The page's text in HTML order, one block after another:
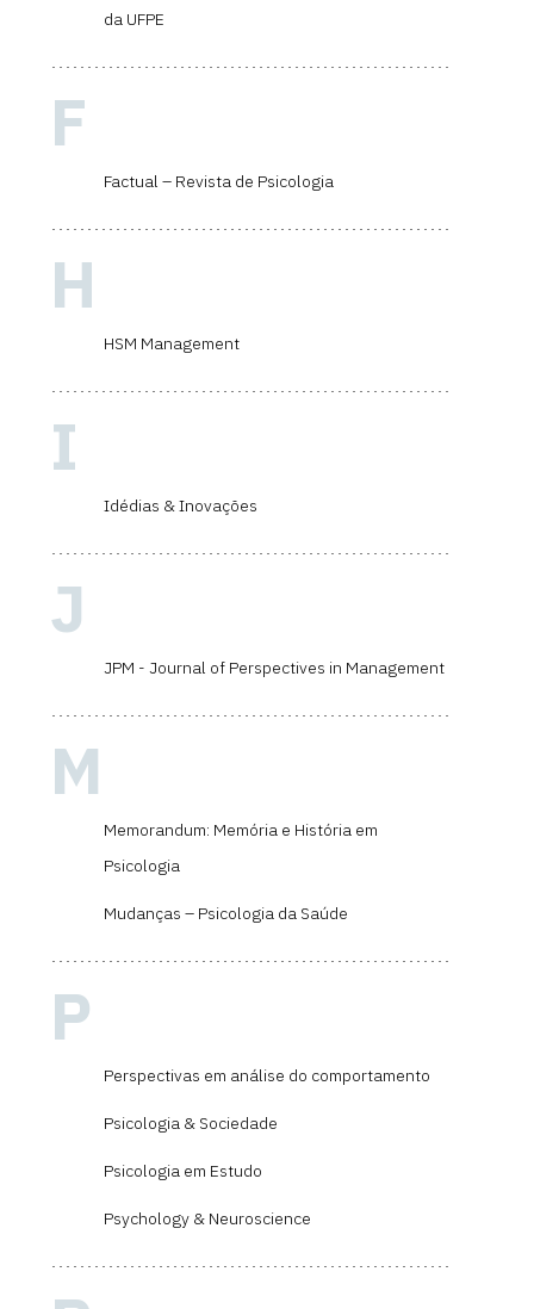
da UFPE
F
Factual – Revista de Psicologia
H
HSM Management
I
Idédias & Inovações
J
JPM - Journal of Perspectives in Management
M
Memorandum: Memória e História em
Psicologia
Mudanças – Psicologia da Saúde
P
Perspectivas em análise do comportamento
Psicologia & Sociedade
Psicologia em Estudo
Psychology & Neuroscience